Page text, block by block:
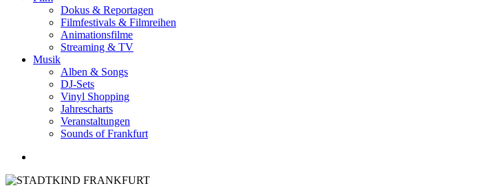
Dokus & Reportagen
Filmfestivals & Filmreihen
Animationsfilme
Streaming & TV
Musik
Alben & Songs
DJ-Sets
Vinyl Shopping
Jahrescharts
Veranstaltungen
Sounds of Frankfurt